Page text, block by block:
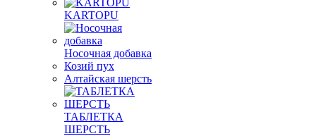
KARTOPU
Носочная добавка
Козий пух
Алтайская шерсть
ТАБЛЕTКА
ШЕРСТЬ